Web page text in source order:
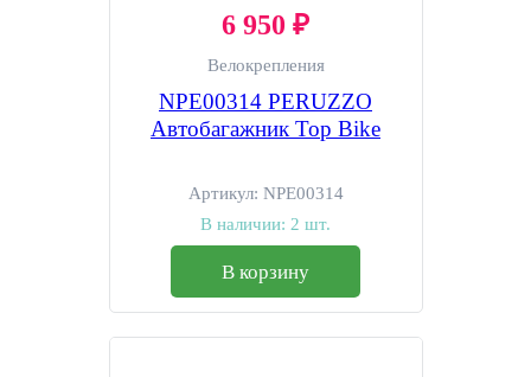
6 950 ₽
Велокрепления
NPE00314 PERUZZO
Автобагажник Top Bike
Артикул: NPE00314
В наличии: 2 шт.
В корзину